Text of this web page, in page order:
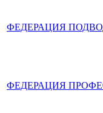
ФЕДЕРАЦИЯ
ФЕДЕРАЦИЯ